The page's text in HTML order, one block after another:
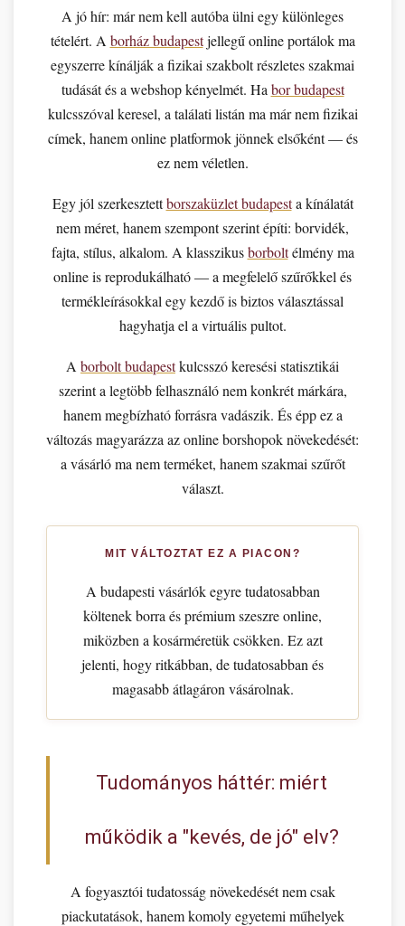
A jó hír: már nem kell autóba ülni egy különleges
tételért. A borház budapestjellegű online portálok ma
egyszerre kínálják a fizikai szakbolt részletes szakmai
tudását és a webshop kényelmét. Ha bor budapest
kulcsszóval keresel, a találati listán ma már nem fizikai
címek, hanem online platformok jönnek elsőként — és
ez nem véletlen.
Egy jól szerkesztettborszaküzlet budapesta kínálatát
nem méret, hanem szempont szerint építi: borvidék,
fajta, stílus, alkalom. A klasszikusborboltélmény ma
online is reprodukálható — a megfelelő szűrőkkel és
termékleírásokkal egy kezdő is biztos választással
hagyhatja el a virtuális pultot.
A borbolt budapestkulcsszó keresési statisztikái
szerint a legtöbb felhasználó nem konkrét márkára,
hanem megbízható forrásra vadászik. És épp ez a
változás magyarázza az online borshopok növekedését:
a vásárló ma nem terméket, hanem szakmai szűrőt
választ.
MIT VÁLTOZTAT EZ A PIACON?
A budapesti vásárlók egyre tudatosabban
költenek borra és prémium szeszre online,
miközben a kosárméretük csökken. Ez azt
jelenti, hogy ritkábban, de tudatosabban és
magasabb átlagáron vásárolnak.
Tudományos háttér: miért
működik a "kevés, de jó" elv?
A fogyasztói tudatosság növekedését nem csak
piackutatások, hanem komoly egyetemi műhelyek